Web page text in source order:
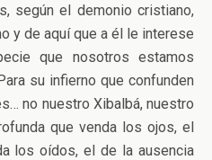
según el demonio cristiano,
y de aquí que a él le interese
que nosotros estamos
su infierno que confunden
no nuestro Xibalbá, nuestro
que venda los ojos, el
los oídos, el de la ausencia